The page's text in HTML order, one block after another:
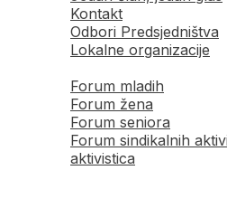
Kontakt
Odbori Predsjedništva
Lokalne organizacije
Forum mladih
Forum žena
Forum seniora
Forum sindikalnih
aktivistica